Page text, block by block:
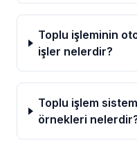
Toplu işleminin
işler nelerdir?
Toplu işlem
örnekleri